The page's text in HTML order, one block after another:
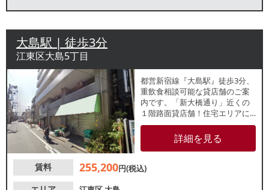
大島駅 | 徒歩3分
江東区大島5丁目
都営新宿線『大島駅』徒歩3分、
重飲食相談可能な貸店舗のご案
内です。「新大橋通り」近くの
１階路面貸店舗！住宅エリアに
あり、地域住民の集客が期待で
きます。以前は八百屋近が営業
していました。隣商店街や駅か
はレスタンダードまでお問合せ
詳細を見る
賃料 255,200円(税込)